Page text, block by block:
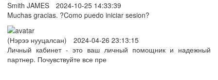
Smith JAMES
2024-10-25 14:33:39
Muchas gracias. ?Como puedo iniciar sesion?
(Нэрээ нууцалсан)
2024-04-26 23:13:15
Личный кабинет - это ваш личный помощник и надежный
партнер. Почувствуйте все пре